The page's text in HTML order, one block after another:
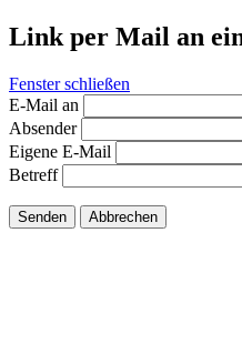
Link per Mail an
Fenster schließen
E-Mail an
Absender
Eigene E-Mail
Betreff
Senden Abbrechen